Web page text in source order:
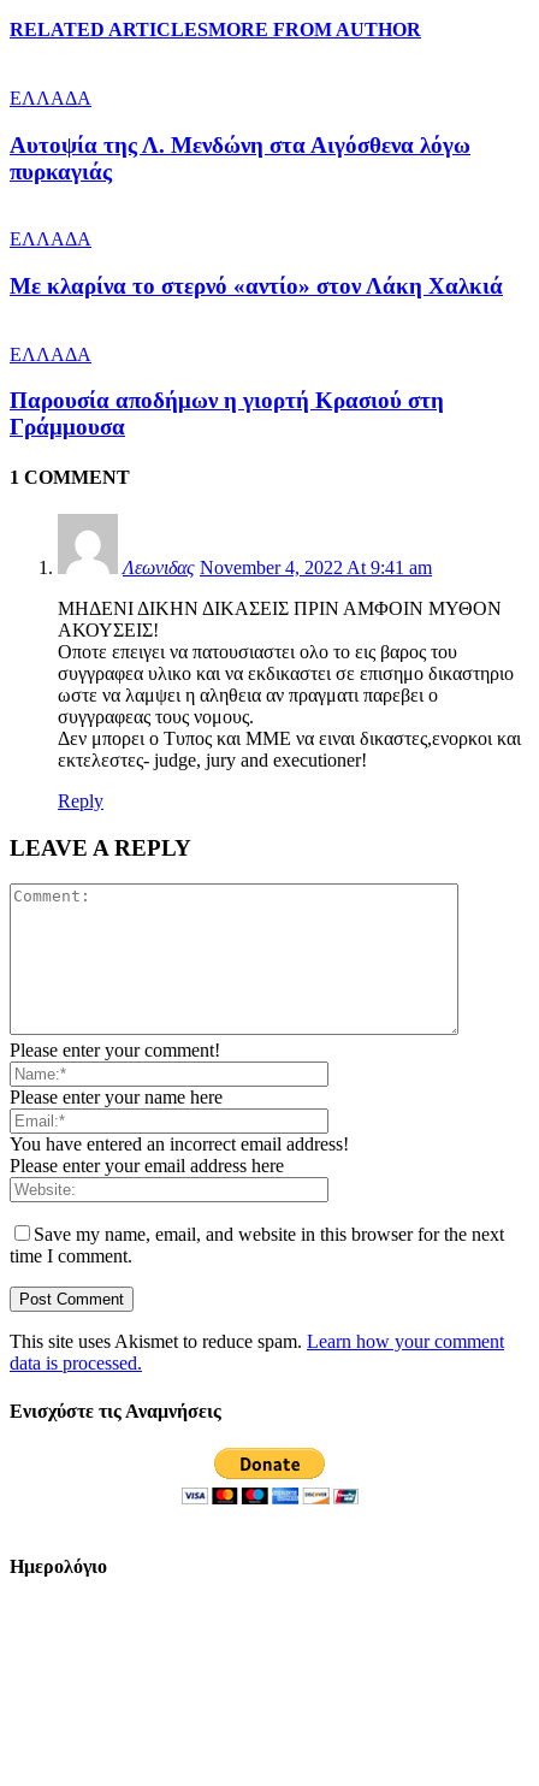
RELATED ARTICLESMORE FROM AUTHOR
ΕΛΛΑΔΑ
Αυτοψία της Λ. Μενδώνη στα Αιγόσθενα λόγω
πυρκαγιάς
ΕΛΛΑΔΑ
Με κλαρίνα το στερνό «αντίο» στον Λάκη Χαλκιά
ΕΛΛΑΔΑ
Παρουσία αποδήμων η γιορτή Κρασιού στη
Γράμμουσα
1 COMMENT
Λεωνιδας November 4, 2022 At 9:41 am
ΜΗΔΕΝΙ ΔΙΚΗΝ ΔΙΚΑΣΕΙΣ ΠΡΙΝ ΑΜΦΟΙΝ ΜΥΘΟΝ
ΑΚΟΥΣΕΙΣ!
Οποτε επειγει να πατουσιαστει ολο το εις βαρος του
συγγραφεα υλικο και να εκδικαστει σε επισημο δικαστηριο
ωστε να λαμψει η αληθεια αν πραγματι παρεβει ο
συγγραφεας τους νομους.
Δεν μπορει ο Τυπος και ΜΜΕ να ειναι δικαστες,ενορκοι και
εκτελεστες- judge, jury and executioner!
Reply
LEAVE A REPLY
Please enter your comment!
Please enter your name here
You have entered an incorrect email address!
Please enter your email address here
Save my name, email, and website in this browser for the next
time I comment.
This site uses Akismet to reduce spam. Learn how your comment
data is processed.
Ενισχύστε τις Αναμνήσεις
Ημερολόγιο